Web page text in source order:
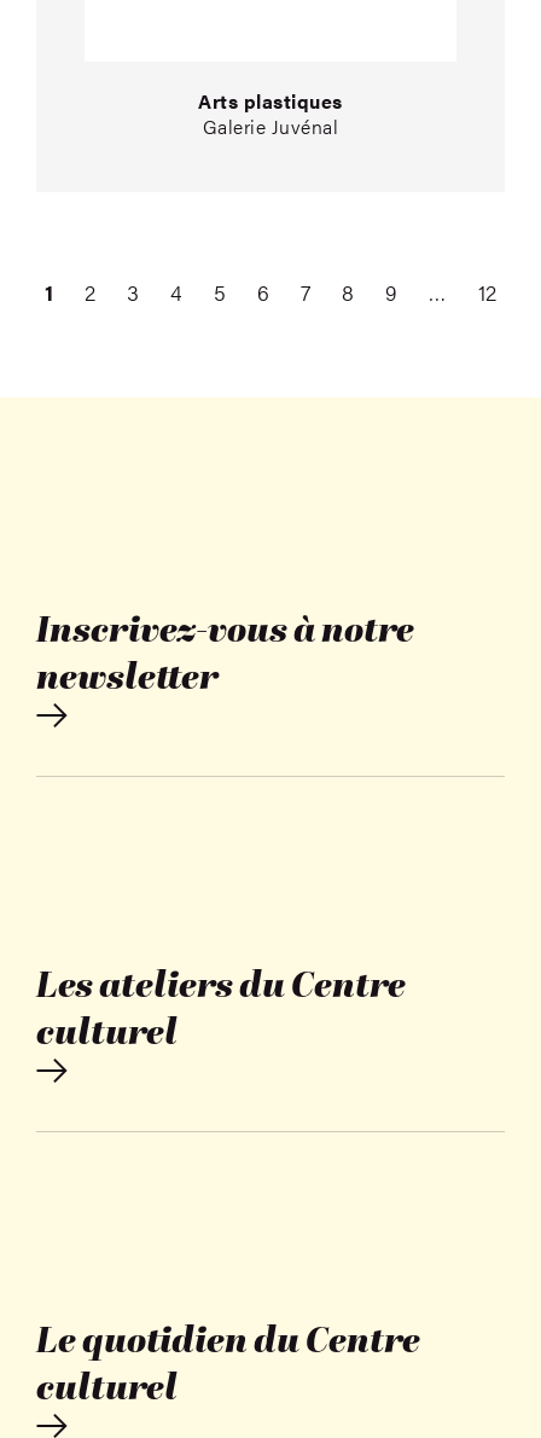
Arts plastiques
Galerie Juvénal
1 2 3 4 5 6 7 8 9 … 12
Inscrivez-vous à notre
newsletter
Les ateliers du Centre
culturel
Le quotidien du Centre
culturel